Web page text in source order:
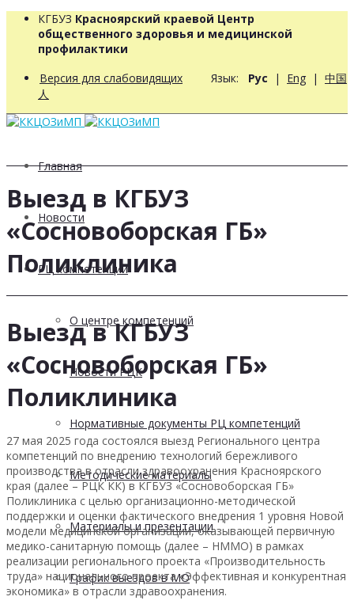
КГБУЗ Красноярский краевой Центр
общественного здоровья и медицинской
профилактики
Версия для слабовидящих Язык: Рус | Eng | 中国
人
Главная
Новости
РЦ компетенций
О центре компетенций
Новости РЦК
Нормативные документы РЦ компетенций
Методические материалы
Материалы и презентации
График выездов в МО
Выезд в КГБУЗ
«Сосновоборская ГБ»
Поликлиника
Выезд в КГБУЗ
«Сосновоборская ГБ»
Поликлиника
27 мая 2025 года состоялся выезд Регионального центра
компетенций по внедрению технологий бережливого
производства в отрасли здравоохранения Красноярского
края (далее – РЦК КК) в КГБУЗ «Сосновоборская ГБ»
Поликлиника с целью организационно-методической
поддержки и оценки фактического внедрения 1 уровня Новой
модели медицинской организации, оказывающей первичную
медико-санитарную помощь (далее – НММО) в рамках
реализации регионального проекта «Производительность
труда» национального проекта «Эффективная и конкурентная
экономика» в отрасли здравоохранения.